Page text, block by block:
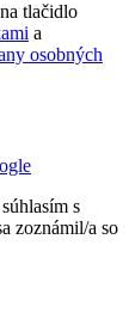
tlačidlo
a
osobných
s
zoznámil/a so